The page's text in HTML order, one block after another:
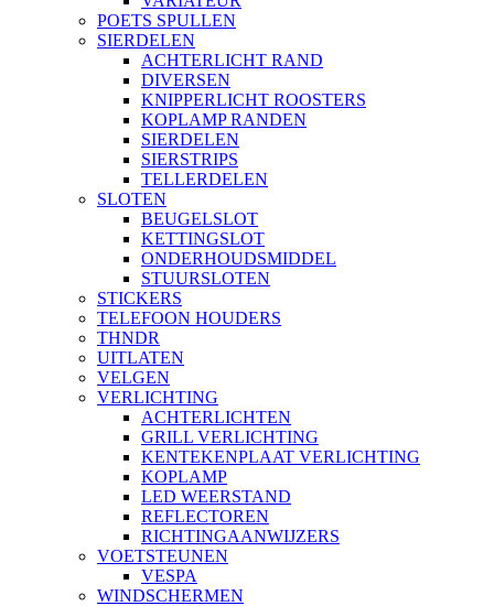
POETS SPULLEN
SIERDELEN
ACHTERLICHT RAND
DIVERSEN
KNIPPERLICHT ROOSTERS
KOPLAMP RANDEN
SIERDELEN
SIERSTRIPS
TELLERDELEN
SLOTEN
BEUGELSLOT
KETTINGSLOT
ONDERHOUDSMIDDEL
STUURSLOTEN
STICKERS
TELEFOON HOUDERS
THNDR
UITLATEN
VELGEN
VERLICHTING
ACHTERLICHTEN
GRILL VERLICHTING
KENTEKENPLAAT VERLICHTING
KOPLAMP
LED WEERSTAND
REFLECTOREN
RICHTINGAANWIJZERS
VOETSTEUNEN
VESPA
WINDSCHERMEN